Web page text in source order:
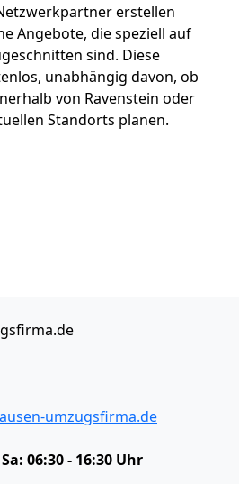
erstellen
Angebote, die speziell auf
sind. Diese
unabhängig davon, ob
von Ravenstein oder
Standorts planen.
umzugsfirma.de
06:30 - 16:30 Uhr